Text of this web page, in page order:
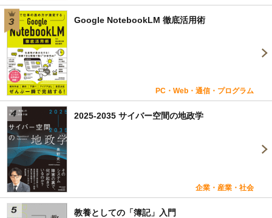
Google NotebookLM 徹底活用術
PC・Web・通信・プログラム
2025-2035 サイバー空間の地政学
企業・産業・社会
教養としての「簿記」入門